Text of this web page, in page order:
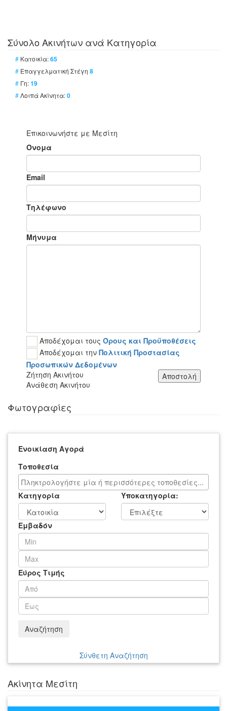
Σύνολο Ακινήτων ανά Κατηγορία
# Κατοικία:65
# Επαγγελματική Στέγη 8
# Γη:19
#Λοιπά Ακίνητα:0
Επικοινωνήστε με Μεσίτη
Όνομα
Email
Τηλέφωνο
Μήνυμα
Αποδέχομαι τουςΌρους και Προϋποθέσεις
Αποδέχομαι τηνΠολιτική Προστασίας
Προσωπικών Δεδομένων
Αποστολή
Ζήτηση Ακινήτου
Ανάθεση Ακινήτου
Φωτογραφίες
Ενοικίαση Αγορά
Τοποθεσία
Κατηγορία Υποκατηγορία:
Εμβαδόν
Εύρος Τιμής
Αναζήτηση
Σύνθετη Αναζήτηση
Ακίνητα Μεσίτη